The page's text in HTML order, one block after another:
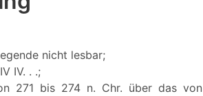
nicht lesbar;
IV. . .;
271 bis 274 n. Chr. über das von